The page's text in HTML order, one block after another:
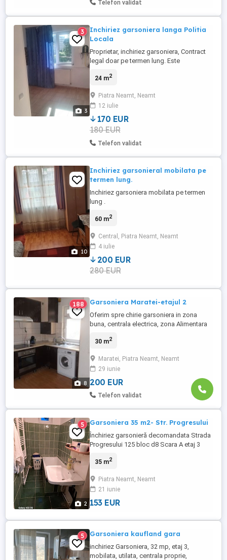
Telefon validat
3
3
Inchiriez garsoniera langa Politia
Locala
Proprietar, inchiriez garsoniera, Contract
legal doar pe termen lung. Este
nefumători!! Pentru că este nemobilată nu
vara răcoroasă fiind în spatele muntelui
Pietricica. CDacă aveți mobila dvs. este
alegerea perfectă, ...
24 m2
Piatra Neamt, Neamt
12 iulie
170 EUR
180 EUR
Telefon validat
10
Inchiriez garsonieral mobilata pe
termen lung.
Inchiriez garsoniera mobilata pe termen
lung .
60 m2
Central, Piatra Neamt, Neamt
4 iulie
200 EUR
280 EUR
8
188 Garsoniera Maratei-etajul 2
Oferim spre chirie garsoniera in zona
buna, centrala electrica, zona Alimentara
euro luna+200 euro garatia Va asteptam la
Pentru informatii si vizionari va asteptam
la agentie! Va asteptam la Agentia
imobiliara ...
30 m2
Maratei, Piatra Neamt, Neamt
29 iunie
200 EUR
Telefon validat
2
5 Garsoniera 35 m2- Str. Progresului
Închiriez garsonieră decomandata Strada
Progresului 125 bloc d8 Scara A etaj 3
mobilată și cu toate unitățile. Mai multe
35 m2
Piatra Neamt, Neamt
21 iunie
153 EUR
5 Garsoniera kaufland gara
inchiriez Garsoniera, 32 mp, etaj 3,
mobilata, utilata, centrala proprie,